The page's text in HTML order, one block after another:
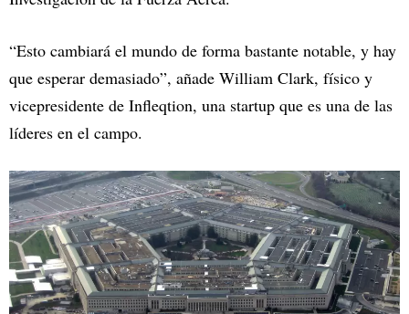
“Esto cambiará el mundo de forma bastante notable, y hay
que esperar demasiado”, añade William Clark, físico y
vicepresidente de Infleqtion, una startup que es una de las
líderes en el campo.